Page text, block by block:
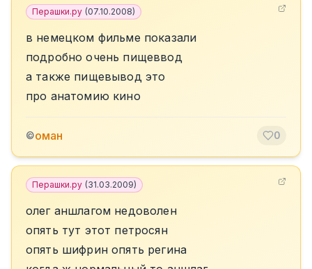
Перашки.ру (07.10.2008)
в немецком фильме показали
подробно очень пищеввод
а также пищевывод это
про анатомию кино
©оман 0
Перашки.ру (31.03.2009)
олег аншлагом недоволен
опять тут этот петросян
опять шифрин опять регина